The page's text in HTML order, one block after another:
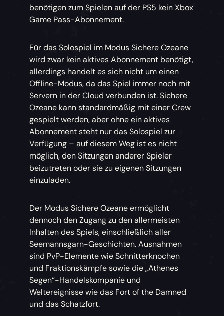
benötigen zum Spielen auf der PS5 kein Xbox
Game Pass-Abonnement.
Für das Solospiel im Modus Sichere Ozeane
wird zwar kein aktives Abonnement benötigt,
allerdings handelt es sich nicht um einen
Offline-Modus, da das Spiel immer noch mit
Servern in der Cloud verbunden ist. Sichere
Ozeane kann standardmäßig mit einer Crew
gespielt werden, aber ohne ein aktives
Abonnement steht nur das Solospiel zur
Verfügung – auf diesem Weg ist es nicht
möglich, den Sitzungen anderer Spieler
beizutreten oder sie zu eigenen Sitzungen
einzuladen.
Der Modus Sichere Ozeane ermöglicht
dennoch den Zugang zu den allermeisten
Inhalten des Spiels, einschließlich aller
Seemannsgarn-Geschichten. Ausnahmen
sind PvP-Elemente wie Schnitterknochen
und Fraktionskämpfe sowie die „Athenes
Segen“-Handelskompanie und
Weltereignisse wie das Fort of the Damned
und das Schatzfort.